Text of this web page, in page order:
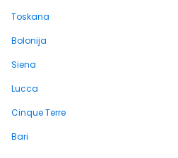
Toskana
Bolonija
Siena
Lucca
Cinque Terre
Bari